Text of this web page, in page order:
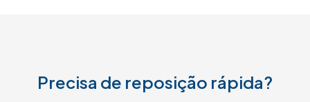
Precisa de reposição rápida?